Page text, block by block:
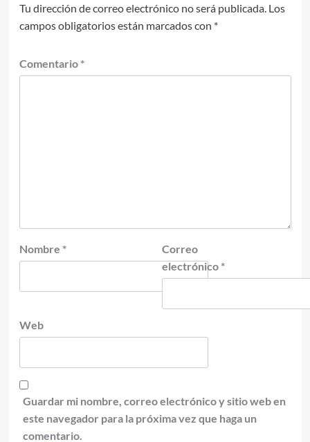
Tu dirección de correo electrónico no será publicada. Los
campos obligatorios están marcados con *
Comentario *
Nombre *
Correo
electrónico *
Web
Guardar mi nombre, correo electrónico y sitio web en
este navegador para la próxima vez que haga un
comentario.